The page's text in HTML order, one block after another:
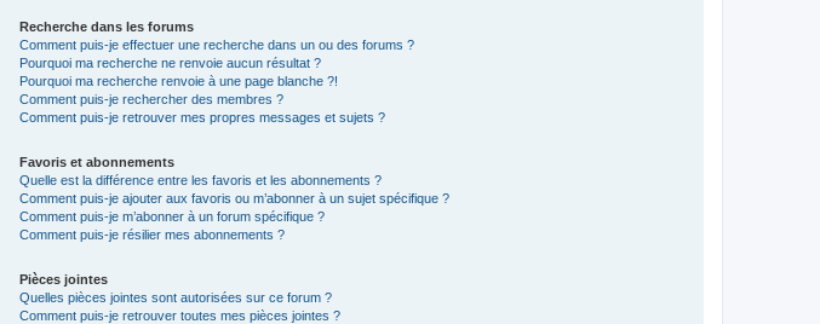
Recherche dans les forums
Comment puis-je effectuer une recherche dans un ou des forums ?
Pourquoi ma recherche ne renvoie aucun résultat ?
Pourquoi ma recherche renvoie à une page blanche ?!
Comment puis-je rechercher des membres ?
Comment puis-je retrouver mes propres messages et sujets ?
Favoris et abonnements
Quelle est la différence entre les favoris et les abonnements ?
Comment puis-je ajouter aux favoris ou m’abonner à un sujet spécifique ?
Comment puis-je m’abonner à un forum spécifique ?
Comment puis-je résilier mes abonnements ?
Pièces jointes
Quelles pièces jointes sont autorisées sur ce forum ?
Comment puis-je retrouver toutes mes pièces jointes ?